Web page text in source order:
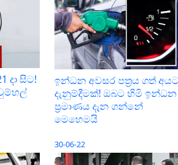
දා සිට!
ඉන්ධන අවසර පත්‍රය ගත්
දැනුම්දීමක්! ඔබට හිමි ඉන්ධන
ප්‍රමාණය දැන ගන්නේ
මෙහෙමයි
30-06-22